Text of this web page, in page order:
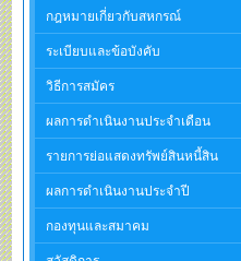
กฎหมายเกี่ยวกับสหกรณ์
ระเบียบและข้อบังคับ
วิธีการสมัคร
ผลการดำเนินงานประจำเดือน
รายการย่อแสดงทรัพย์สินหนี้สิน
ผลการดำเนินงานประจำปี
กองทุนและสมาคม